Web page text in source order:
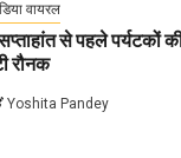
वायरल
से पहले पर्यटकों
रौनक
Yoshita Pandey